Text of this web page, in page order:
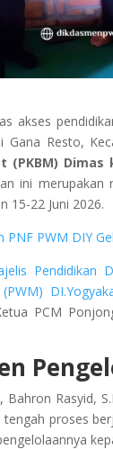
akses
Resto,
ini
15-22 Juni 2026.
PWM DIY
Pendidikan
PCM
Rasyid,
proses